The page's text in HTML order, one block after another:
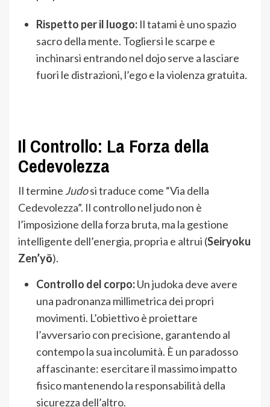
Rispetto per il luogo: Il tatami è uno spazio
sacro della mente. Togliersi le scarpe e
inchinarsi entrando nel dojo serve a lasciare
fuori le distrazioni, l’ego e la violenza gratuita.
Il Controllo: La Forza della
Cedevolezza
Il termine Judosi traduce come “Via della
Cedevolezza”. Il controllo nel judo non è
l’imposizione della forza bruta, ma la gestione
intelligente dell’energia, propria e altrui (Seiryoku
Zen’yō).
Controllo del corpo:Un judoka deve avere
una padronanza millimetrica dei propri
movimenti. L’obiettivo è proiettare
l’avversario con precisione, garantendo al
contempo la sua incolumità. È un paradosso
affascinante: esercitare il massimo impatto
fisico mantenendo la responsabilità della
sicurezza dell’altro.